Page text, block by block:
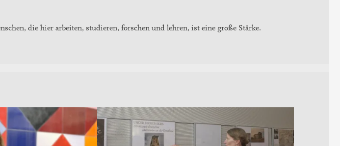
die hier arbeiten, studieren, forschen und lehren, ist eine große Stärke.